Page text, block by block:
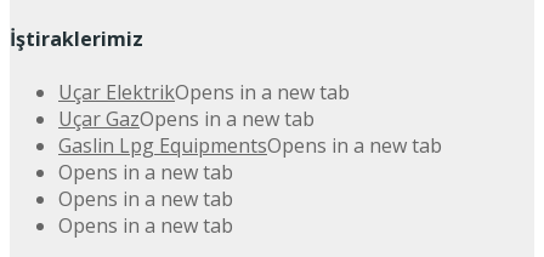
İştiraklerimiz
Uçar ElektrikOpens in a new tab
Uçar GazOpens in a new tab
Gaslin Lpg EquipmentsOpens in a new tab
Opens in a new tab
Opens in a new tab
Opens in a new tab